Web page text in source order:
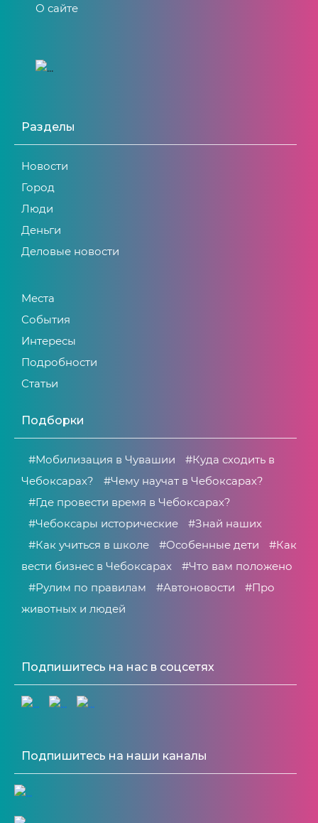
О сайте
Разделы
Новости
Город
Люди
Деньги
Деловые новости
Места
События
Интересы
Подробности
Статьи
Подборки
#Мобилизация в Чувашии
#Куда сходить в
Чебоксарах?
#Чему научат в Чебоксарах?
#Где провести время в Чебоксарах?
#Чебоксары исторические
#Знай наших
#Как учиться в школе
#Особенные дети
#Как
вести бизнес в Чебоксарах
#Что вам положено
#Рулим по правилам
#Автоновости
#Про
животных и людей
Подпишитесь на нас в соцсетях
Подпишитесь на наши каналы